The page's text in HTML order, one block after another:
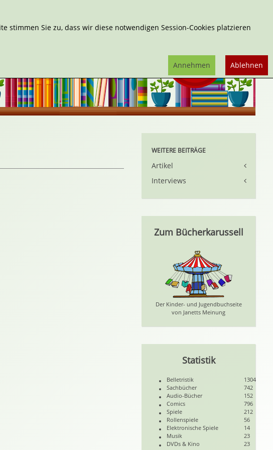
WEITERE BEITRÄGE
Artikel
Interviews
Zum Bücherkarussell
Der Kinder- und Jugendbuchseite
von Janetts Meinung
Statistik
Belletristik
1304
Sachbücher
742
Audio-Bücher
152
Comics
796
Spiele
212
Rollenspiele
56
Elektronische Spiele
14
Musik
23
DVDs & Kino
23
stimmen Sie zu, dass wir diese notwendigen Session-Cookies platzieren
Ablehnen
Annehmen